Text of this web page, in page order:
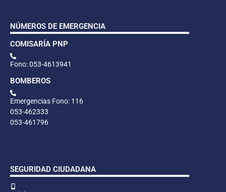
NÚMEROS DE EMERGENCIA
COMISARÍA PNP
Fono: 053-4613941
BOMBEROS
Emergencias Fono: 116
053-462333
053-461796
SEGURIDAD CIUDADANA